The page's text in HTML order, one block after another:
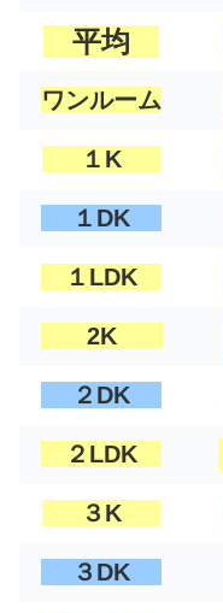
平均
ワンルーム
１K
１DK
１LDK
2K
２DK
２LDK
３K
３DK